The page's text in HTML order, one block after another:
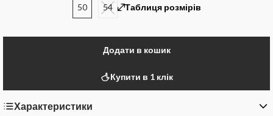
50 54 Таблиця розмірів
Додати в кошик
Купити в 1 клік
Характеристики